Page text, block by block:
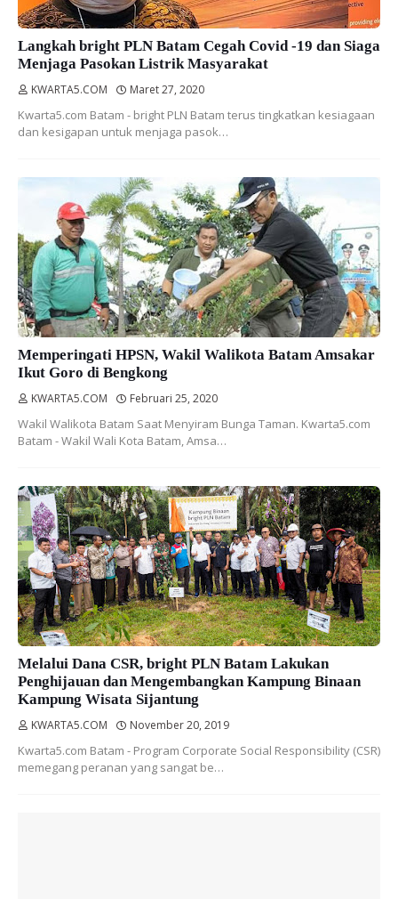
Langkah bright PLN Batam Cegah Covid -19 dan Siaga
Menjaga Pasokan Listrik Masyarakat
KWARTA5.COM Maret 27, 2020
Kwarta5.com Batam - bright PLN Batam terus tingkatkan kesiagaan
dan kesigapan untuk menjaga pasok…
Memperingati HPSN, Wakil Walikota Batam Amsakar
Ikut Goro di Bengkong
KWARTA5.COM Februari 25, 2020
Wakil Walikota Batam Saat Menyiram Bunga Taman. Kwarta5.com
Batam - Wakil Wali Kota Batam, Amsa…
Melalui Dana CSR, bright PLN Batam Lakukan
Penghijauan dan Mengembangkan Kampung Binaan
Kampung Wisata Sijantung
KWARTA5.COM November 20, 2019
Kwarta5.com Batam - Program Corporate Social Responsibility (CSR)
memegang peranan yang sangat be…